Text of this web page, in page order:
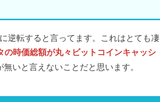
逆転すると言ってます。これはとても凄
時価総額が丸々ビットコインキャッシ
いと言えないことだと思います。